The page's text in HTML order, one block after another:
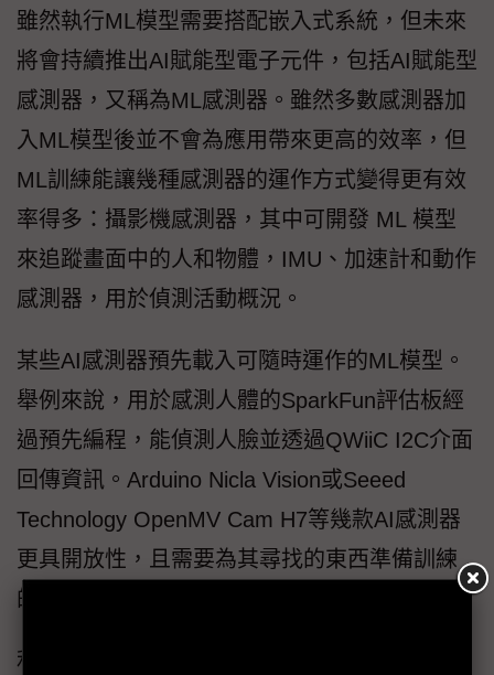
雖然執行ML模型需要搭配嵌入式系統，但未來
將會持續推出AI賦能型電子元件，包括AI賦能型
感測器，又稱為ML感測器。雖然多數感測器加
入ML模型後並不會為應用帶來更高的效率，但
ML訓練能讓幾種感測器的運作方式變得更有效
率得多：攝影機感測器，其中可開發 ML 模型
來追蹤畫面中的人和物體，IMU、加速計和動作
感測器，用於偵測活動概況。
某些AI感測器預先載入可隨時運作的ML模型。
舉例來說，用於感測人體的SparkFun評估板經
過預先編程，能偵測人臉並透過QWiiC I2C介面
回傳資訊。Arduino Nicla Vision或Seeed
Technology OpenMV Cam H7等幾款AI感測器
更具開放性，且需要為其尋找的東西準備訓練
的ML模型。
利用神經網路提供運算演算法，便能在人和物